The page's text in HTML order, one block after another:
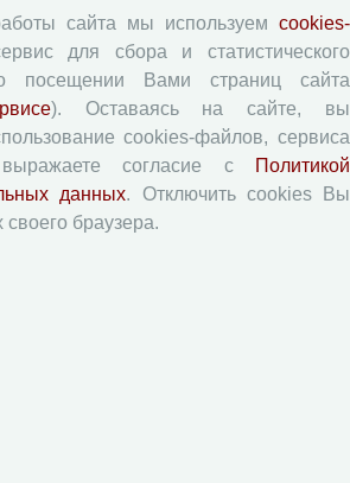
договор
персональных данных
сайта мы используем cookies-
для сбора и статистического
посещении Вами страниц сайта
). Оставаясь на сайте, вы
cookies-файлов, сервиса
согласие с
Политикой
данных. Отключить cookies Вы
браузера.